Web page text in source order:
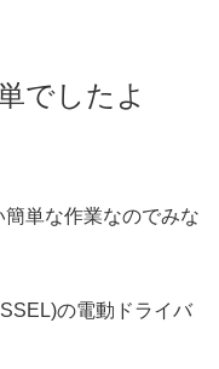
でしたよ
単な作業なのでみな
の電動ドライバ